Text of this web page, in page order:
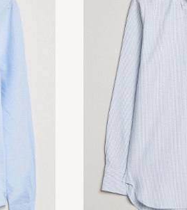
order. Promptly packaged and
village in France. Have since
success. Will definitely use again.
AM AUF CAREOFCARL.COM